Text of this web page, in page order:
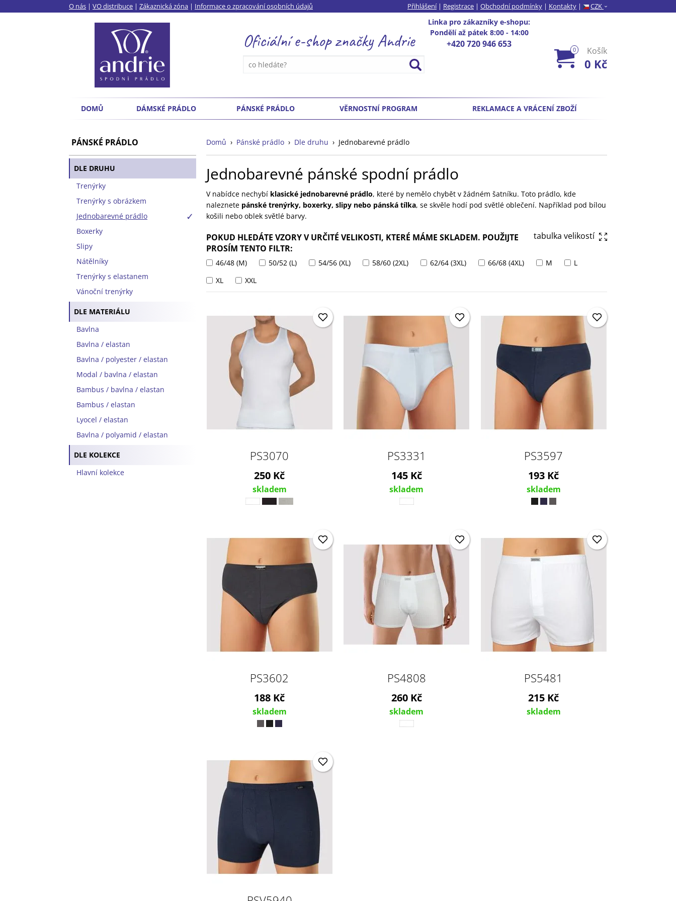
Přihlášení| Registrace | Obchodní podmínky | Kontakty | CZK ›
O nás | VO distribuce | Zákaznická zóna | Informace o zpracování osobních údajů
Oficiální e-shopznačkyAndrie Košík
0 Kč
0
Linka pro zákazníky e-shopu:
Pondělí až pátek 8:00 - 14:00
+420 720 946 653
DOMŮ DÁMSKÉ PRÁDLO PÁNSKÉ PRÁDLO VĚRNOSTNÍ PROGRAM REKLAMACE A VRÁCENÍ ZBOŽÍ
PÁNSKÉ PRÁDLO
DLE DRUHU
Trenýrky
Trenýrky s obrázkem
Jednobarevné prádlo
Boxerky
Slipy
Nátělníky
Trenýrky s elastanem
Vánoční trenýrky
DLE MATERIÁLU
Bavlna
Bavlna / elastan
Bavlna / polyester / elastan
Modal / bavlna / elastan
Bambus / bavlna / elastan
Bambus / elastan
Lyocel / elastan
Bavlna / polyamid / elastan
DLE KOLEKCE
Hlavní kolekce
Domů › Pánské prádlo › Dle druhu › Jednobarevné prádlo
Jednobarevné pánské spodní prádlo
V nabídce nechybí klasické jednobarevné prádlo, které by nemělo chybět v žádném šatníku. Toto prádlo, kde
naleznete pánské trenýrky, boxerky, slipy nebo pánská tílka, se skvěle hodí pod světlé oblečení. Například pod bílou
košili nebo oblek světlé barvy.
tabulka velikostí
POKUD HLEDÁTE VZORY V URČITÉ VELIKOSTI, KTERÉ MÁME SKLADEM. POUŽIJTE
PROSÍM TENTO FILTR:
46/48 (M) 50/52 (L) 54/56 (XL) 58/60 (2XL) 62/64 (3XL) 66/68 (4XL) M
L
XL
XXL
PS3070
250 Kč
skladem
PS3331
145 Kč
skladem
PS3597
193 Kč
skladem
PS3602
188 Kč
skladem
PS4808
260 Kč
skladem
PS5481
215 Kč
skladem